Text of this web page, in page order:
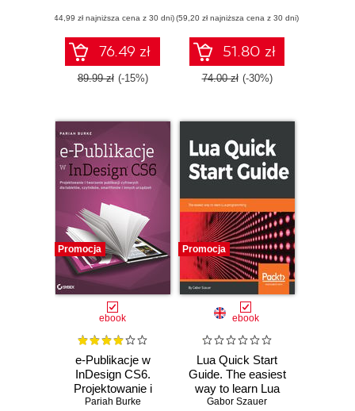
(44,99 zł najniższa cena z 30 dni)
76.49 zł
89.99 zł (-15%)
(59,20 zł najniższa cena z 30 dni)
51.80 zł
74.00 zł (-30%)
Promocja
ebook
e-Publikacje w
InDesign CS6.
Projektowanie i
tworzenie
Pariah Burke
Promocja
ebook
Lua Quick Start
Guide. The easiest
way to learn Lua
programming
Gabor Szauer